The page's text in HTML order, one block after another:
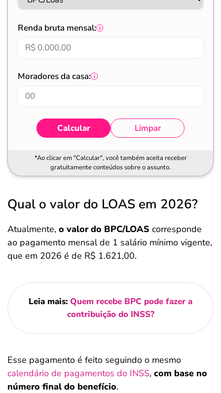
Renda bruta mensal:
Moradores da casa:
Calcular Limpar
*Ao clicar em "Calcular", você também aceita receber
gratuitamente conteúdos sobre o assunto.
Qual o valor do LOAS em 2026?
Atualmente, o valor do BPC/LOAS corresponde
ao pagamento mensal de 1 salário mínimo vigente,
que em 2026 é de R$ 1.621,00.
Leia mais: Quem recebe BPC pode fazer a
contribuição do INSS?
Esse pagamento é feito seguindo o mesmo
calendário de pagamentos do INSS, com base no
número final do benefício.